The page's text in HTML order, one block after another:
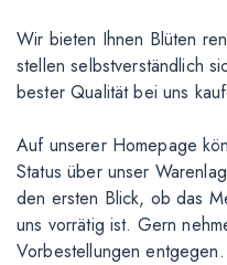
Wir bieten Ihnen Blüten
stellen selbstverständlich
bester Qualität bei uns
Auf unserer Homepage
Status über unser
den ersten Blick, ob das
uns vorrätig ist. Gern
Vorbestellungen entgegen.